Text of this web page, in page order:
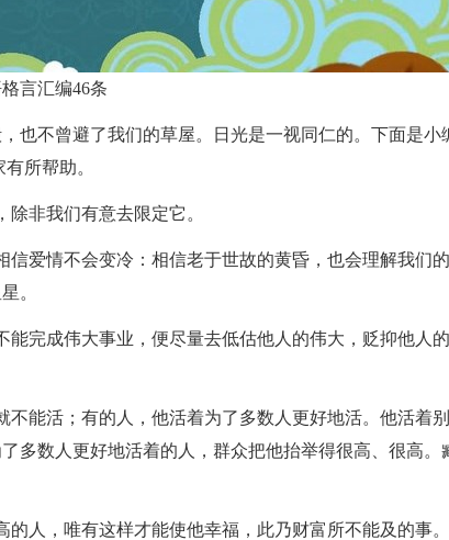
言汇编46条
也不曾避了我们的草屋。日光是一视同仁的。下面是小
所帮助。
非我们有意去限定它。
信爱情不会变冷：相信老于世故的黄昏，也会理解我们
。
能完成伟大事业，便尽量去低估他人的伟大，贬抑他人
不能活；有的人，他活着为了多数人更好地活。他活着
多数人更好地活着的人，群众把他抬举得很高、很高。
的人，唯有这样才能使他幸福，此乃财富所不能及的事